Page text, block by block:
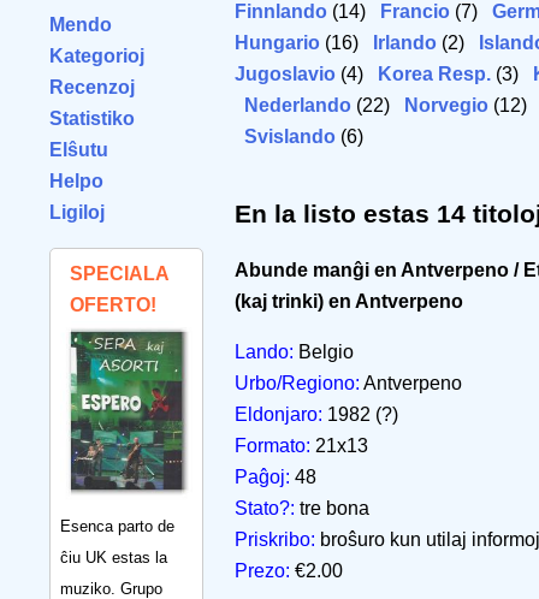
Mendo
Kategorioj
Recenzoj
Statistiko
Elŝutu
Helpo
Ligiloj
SPECIALA
OFERTO!
Esenca parto de
ĉiu UK estas la
muziko. Grupo
Finnlando (14) Francio (7)
Hungario (16) Irlando (2)
Jugoslavio (4) Korea Resp. (3)
Nederlando (22) Norvegio
Svislando (6)
En la listo estas 14
Abunde manĝi en Antverpeno /
(kaj trinki) en Antverpeno
Lando: Belgio
Urbo/Regiono: Antverpeno
Eldonjaro: 1982 (?)
Formato: 21x13
Paĝoj: 48
Stato?: tre bona
Priskribo: broŝuro kun utilaj
Prezo: €2.00